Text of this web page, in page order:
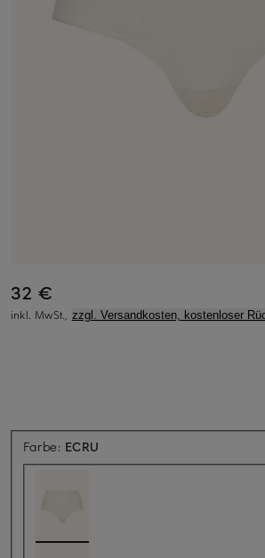
32 €
inkl. MwSt., zzgl. Versandkosten, kostenloser
Farbe: ECRU